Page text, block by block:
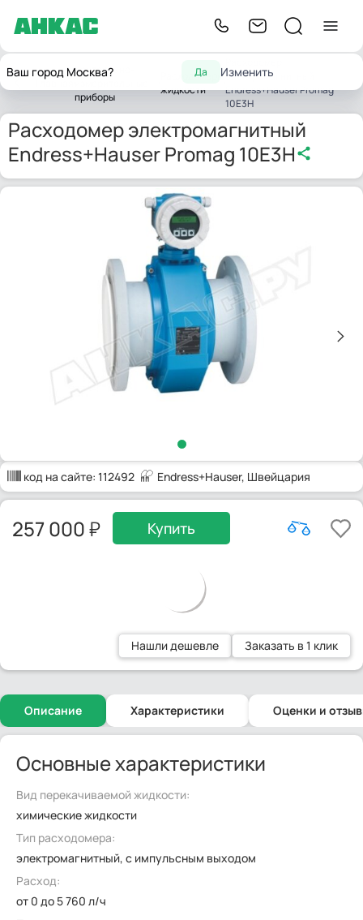
Ваш город Москва? Да Изменить
Главная
Контрольно-
приборы
Расходомеры
жидкости
электромагнитный
Endress+Hauser Promag
10E3H
Расходомер электромагнитный
Endress+Hauser Promag 10E3H
код на сайте: 112492 Endress+Hauser, Швейцария
257 000 Купить
Нашли дешевле Заказать в 1 клик
Описание Характеристики Оценки и
Основные характеристики
Вид перекачиваемой жидкости:
химические жидкости
Тип расходомера:
электромагнитный, с импульсным выходом
Расход:
от 0 до 5 760 л/ч